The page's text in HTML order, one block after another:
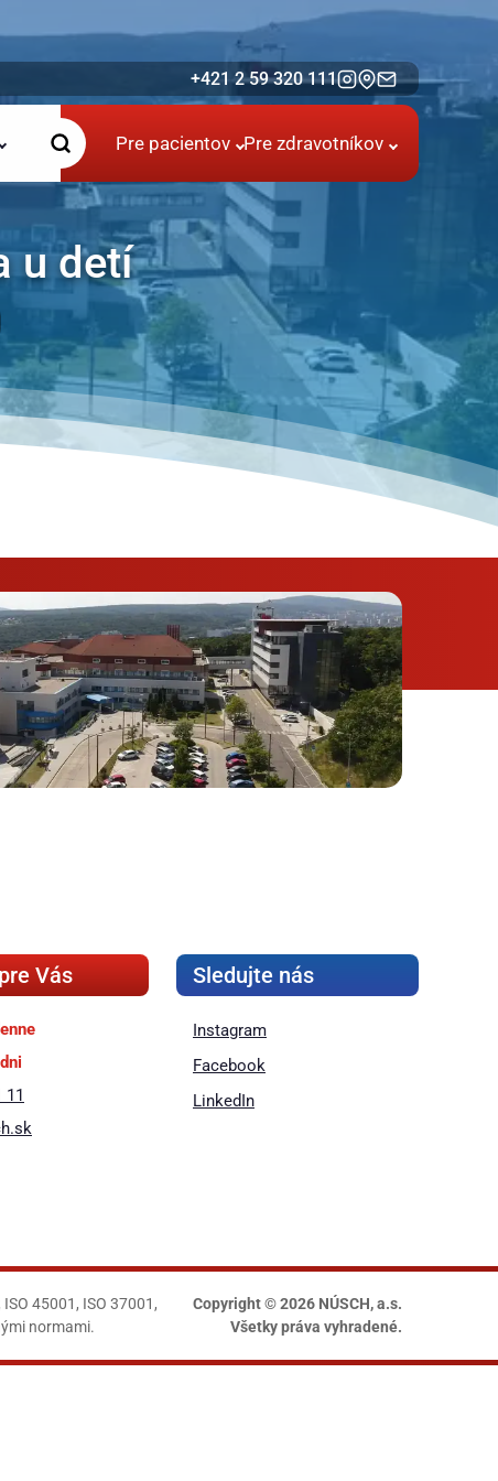
+421 2 59 320 111
Pre pacientov Pre zdravotníkov
u detí
Vás
11
Sledujte nás
Instagram
Facebook
LinkedIn
45001, ISO 37001,
normami.
Copyright © 2026 NÚSCH, a.s.
Všetky práva vyhradené.